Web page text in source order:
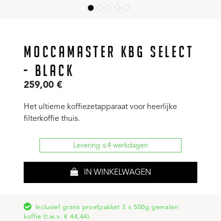
MOCCAMASTER KBG SELECT
- BLACK
259,00 €
Het ultieme koffiezetapparaat voor heerlijke
filterkoffie thuis.
Levering ≤4 werkdagen
IN WINKELWAGEN
Inclusief gratis proefpakket 3 x 500g gemalen
koffie (t.w.v. € 44,44).